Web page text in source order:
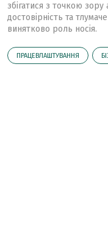
збігатися з точкою зору
достовірність та
винятково роль носія.
ПРАЦЕВЛАШТУВАННЯ